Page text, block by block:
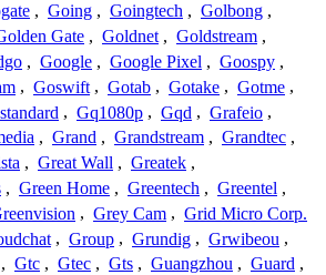
, Going , Goingtech , Golbong ,
Gate , Goldnet , Goldstream ,
, Google , Google Pixel , Goospy ,
, Goswift , Gotab , Gotake , Gotme ,
, Gq1080p , Gqd , Grafeio ,
, Grand , Grandstream , Grandtec ,
, Great Wall , Greatek ,
, Green Home , Greentech , Greentel ,
, Grey Cam , Grid Micro Corp.
, Group , Grundig , Grwibeou ,
, Gtc , Gtec , Gts , Guangzhou , Guard ,